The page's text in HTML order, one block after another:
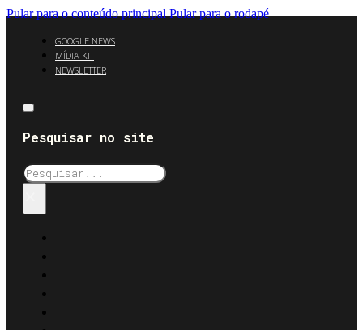
Pular para o conteúdo principal Pular para o rodapé
GOOGLE NEWS
MÍDIA KIT
NEWSLETTER
Pesquisar no site
Pesquisar